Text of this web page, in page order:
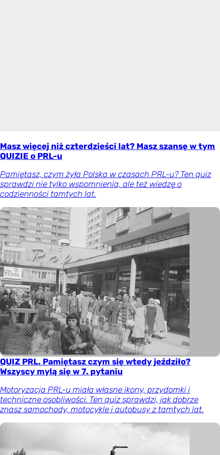
Masz więcej niż czterdzieści lat? Masz szansę w tym
QUIZIE o PRL-u
Pamiętasz, czym żyła Polska w czasach PRL-u? Ten quiz
sprawdzi nie tylko wspomnienia, ale też wiedzę o
codzienności tamtych lat.
QUIZ PRL. Pamiętasz czym się wtedy jeździło?
Wszyscy mylą się w 7. pytaniu
Motoryzacja PRL-u miała własne ikony, przydomki i
techniczne osobliwości. Ten quiz sprawdzi, jak dobrze
znasz samochody, motocykle i autobusy z tamtych lat.